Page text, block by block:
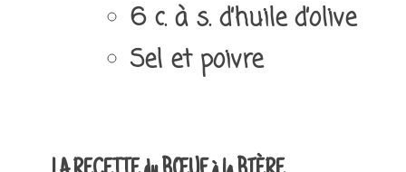
6 c. à s. d’huile d’olive
Sel et poivre